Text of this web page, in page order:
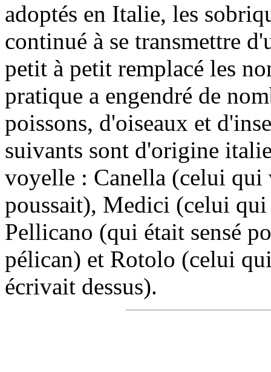
adoptés en Italie, les
continué à se transmettre
petit à petit remplacé les
pratique a engendré de
poissons, d'oiseaux et
suivants sont d'origine
voyelle : Canella (celui qui
poussait), Medici (celui
Pellicano (qui était sensé
pélican) et Rotolo (celui
écrivait dessus).